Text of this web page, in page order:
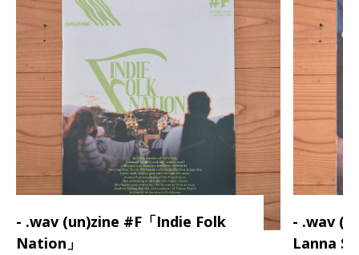
- .wav (un)zine #F「Indie Folk
Nation」
- .wav
Lanna